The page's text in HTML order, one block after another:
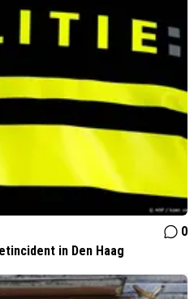
0
in Den Haag